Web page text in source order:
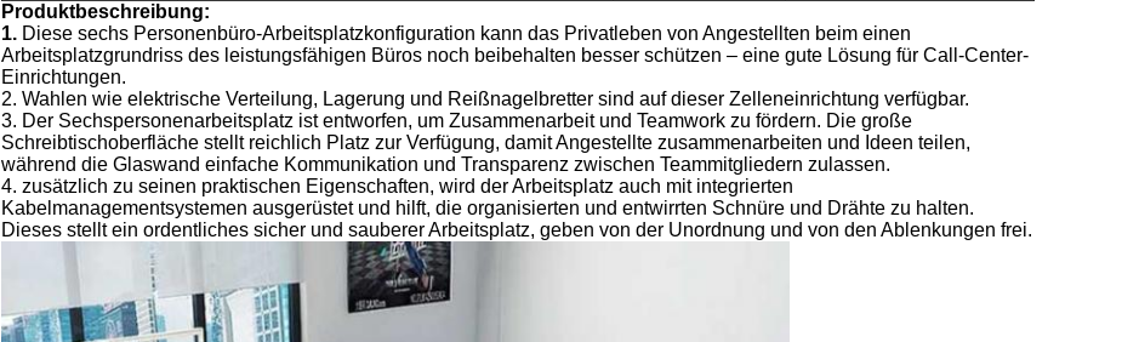
Produktbeschreibung:
1. Diese sechs Personenbüro-Arbeitsplatzkonfiguration kann das Privatleben von Angestellten beim einen
Arbeitsplatzgrundriss des leistungsfähigen Büros noch beibehalten besser schützen – eine gute Lösung für Call-Center-
Einrichtungen.
2. Wahlen wie elektrische Verteilung, Lagerung und Reißnagelbretter sind auf dieser Zelleneinrichtung verfügbar.
3. Der Sechspersonenarbeitsplatz ist entworfen, um Zusammenarbeit und Teamwork zu fördern. Die große
Schreibtischoberfläche stellt reichlich Platz zur Verfügung, damit Angestellte zusammenarbeiten und Ideen teilen,
während die Glaswand einfache Kommunikation und Transparenz zwischen Teammitgliedern zulassen.
4. zusätzlich zu seinen praktischen Eigenschaften, wird der Arbeitsplatz auch mit integrierten
Kabelmanagementsystemen ausgerüstet und hilft, die organisierten und entwirrten Schnüre und Drähte zu halten.
Dieses stellt ein ordentliches sicher und sauberer Arbeitsplatz, geben von der Unordnung und von den Ablenkungen frei.